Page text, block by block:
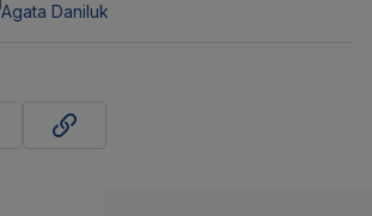
Agata Daniluk